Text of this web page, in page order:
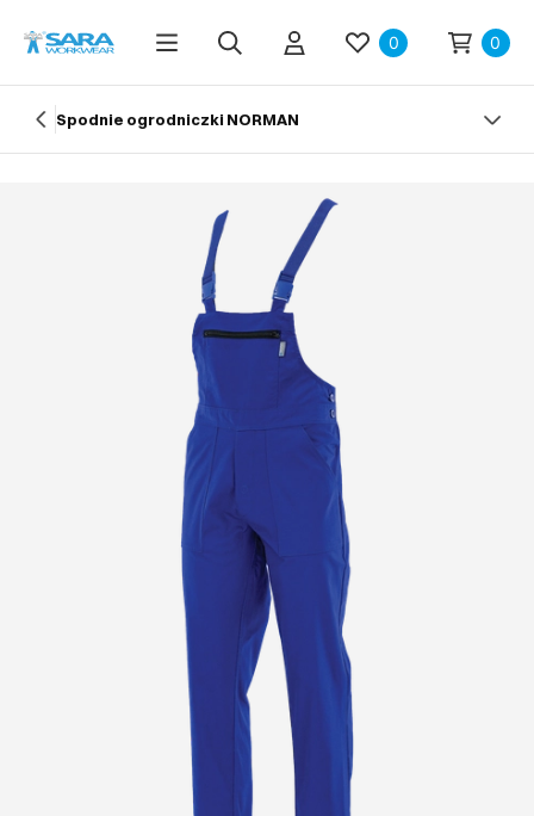
0 0
Spodnie ogrodniczki NORMAN